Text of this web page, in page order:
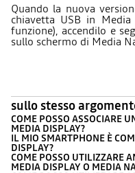
Quando la nuova
chiavetta USB in
funzione), accendilo e
sullo schermo di Media
sullo stesso
COME POSSO ASSOCIARE
MEDIA DISPLAY?
IL MIO SMARTPHONE È
DISPLAY?
COME POSSO UTILIZZARE
MEDIA DISPLAY O MEDIA